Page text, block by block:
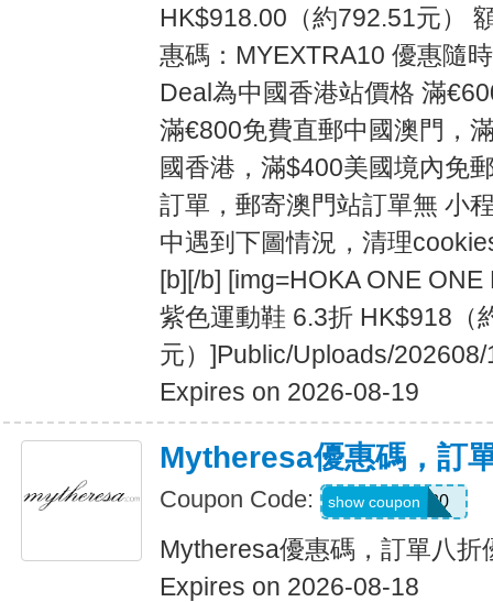
HK$918.00（約792.51元）
惠碼：MYEXTRA10 優惠隨
Deal為中國香港站價格 滿
滿€800免費直郵中國澳門，
國香港，滿$400美國境內免
訂單，郵寄澳門站訂單無 小
中遇到下圖情況，清理
[b][/b] [img=HOKA ONE
紫色運動鞋 6.3折 HK$918（
元）]Public/Uploads/
Expires on 2026-08-19
Mytheresa優惠碼，訂
Coupon Code: myt20
show coupon
Mytheresa優惠碼，訂單八折
Expires on 2026-08-18